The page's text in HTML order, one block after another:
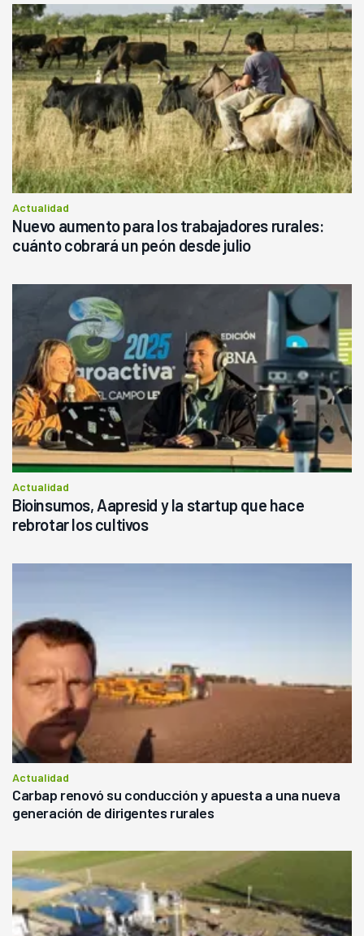
Actualidad
Nuevo aumento para los trabajadores rurales:
cuánto cobrará un peón desde julio
Actualidad
Bioinsumos, Aapresid y la startup que hace
rebrotar los cultivos
Actualidad
Carbap renovó su conducción y apuesta a una nueva
generación de dirigentes rurales